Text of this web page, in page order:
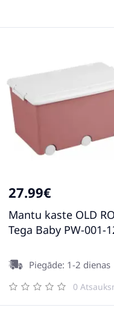
27.99€
Mantu kaste OLD
Tega Baby PW-001-
Piegāde: 1-2 dienas
0